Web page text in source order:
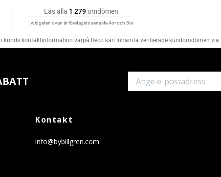
Kontakt
info@bybillgren.com